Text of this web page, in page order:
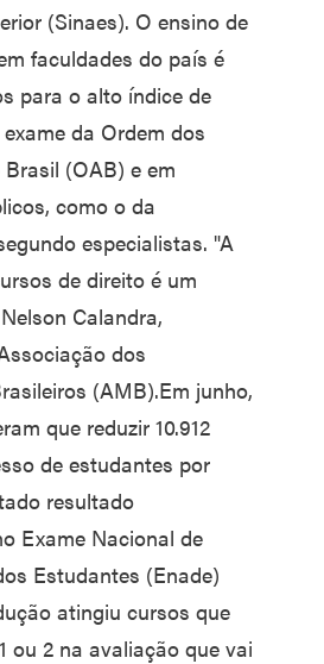
(Sinaes). O ensino de
faculdades do país é
para o alto índice de
da Ordem dos
(OAB) e em
como o da
especialistas. "A
de direito é um
Calandra,
dos
(AMB).Em junho,
que reduzir 10.912
de estudantes por
resultado
Exame Nacional de
Estudantes (Enade)
atingiu cursos que
ou 2 na avaliação que vai